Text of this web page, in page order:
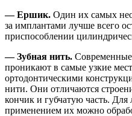
— Ершик. Один их самых
за имплантами лучше всего
приспособлении
— Зубная нить. Современные
проникают в самые узкие
ортодонтическими
нити. Они отличаются
кончик и губчатую часть.
применением их можно